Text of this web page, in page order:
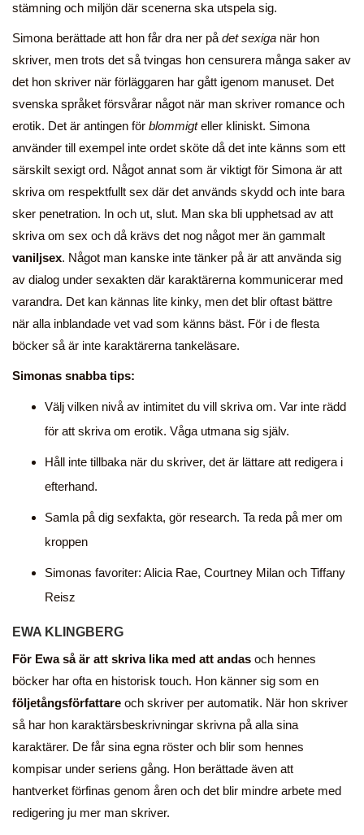
stämning och miljön där scenerna ska utspela sig.
Simona berättade att hon får dra ner på det sexiga när hon
skriver, men trots det så tvingas hon censurera många saker av
det hon skriver när förläggaren har gått igenom manuset. Det
svenska språket försvårar något när man skriver romance och
erotik. Det är antingen för blommigteller kliniskt. Simona
använder till exempel inte ordet sköte då det inte känns som ett
särskilt sexigt ord. Något annat som är viktigt för Simona är att
skriva om respektfullt sex där det används skydd och inte bara
sker penetration. In och ut, slut. Man ska bli upphetsad av att
skriva om sex och då krävs det nog något mer än gammalt
vaniljsex. Något man kanske inte tänker på är att använda sig
av dialog under sexakten där karaktärerna kommunicerar med
varandra. Det kan kännas lite kinky, men det blir oftast bättre
när alla inblandade vet vad som känns bäst. För i de flesta
böcker så är inte karaktärerna tankeläsare.
Simonas snabba tips:
Välj vilken nivå av intimitet du vill skriva om. Var inte rädd
för att skriva om erotik. Våga utmana sig själv.
Håll inte tillbaka när du skriver, det är lättare att redigera i
efterhand.
Samla på dig sexfakta, gör research. Ta reda på mer om
kroppen
Simonas favoriter: Alicia Rae, Courtney Milan och Tiffany
Reisz
EWA KLINGBERG
För Ewa så är att skriva lika med att andas och hennes
böcker har ofta en historisk touch. Hon känner sig som en
följetångsförfattare och skriver per automatik. När hon skriver
så har hon karaktärsbeskrivningar skrivna på alla sina
karaktärer. De får sina egna röster och blir som hennes
kompisar under seriens gång. Hon berättade även att
hantverket förfinas genom åren och det blir mindre arbete med
redigering ju mer man skriver.